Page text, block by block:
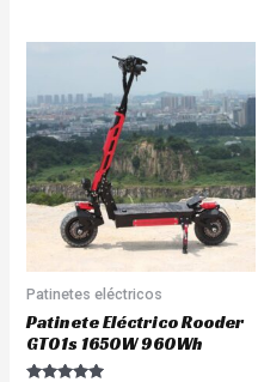
Patinetes eléctricos
Patinete Eléctrico Rooder
GT01s 1650W 960Wh